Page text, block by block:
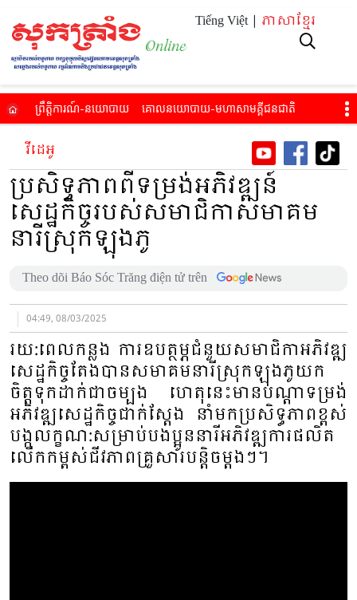
Tiếng Việt | ភាសាខ្មែរ
ព្រឹត្តិការណ៍​-នយោបាយ គោល​នយោបាយ​-មហាសាម​គ្គីជនជាតិ​
សេដ្ឋកិច្ច-ការរស់​នៅ វប្បធម៌​-កីឡា-ទេស​ចរណ៍​ វីដេអូ
អានកាសែតបោះពុម្ព
វីដេអូ
ប្រសិទ្ធភាពពីទម្រង់អភិវឌ្ឍន៍
សេដ្ឋកិច្ចរបស់សមាជិកាសមាគម
នារីស្រុកឡុងភូ
Theo dõi Báo Sóc Trăng điện tử trên
04:49, 08/03/2025
រយ:ពេលកន្លង ការឧបត្ថម្ភជំនួយ​សមាជិកាអភិវឌ្ឍ
សេដ្ឋកិច្ចតែងបានសមាគមនារីស្រុក​ឡុង​ភូ​យក
ចិត្តទុក​ដាក់​ជាចម្បង ហេតុនេះមានបណ្ដាទម្រង់
អភិវឌ្ឍសេដ្ឋកិច្ចជាក់ស្តែង នាំមកប្រសិទ្ធភាពខ្ពស់
បង្កលក្ខណ:​សម្រាប់​បងប្អូន​នារីអភិវឌ្ឍការផលិត
លើកកម្ពស់ជីវភាពគ្រួសារបន្តិចម្តងៗ។